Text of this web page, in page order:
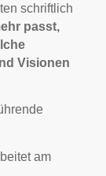
schriftlich
passt,
Visionen
am